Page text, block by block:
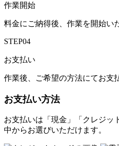
作業開始
料金にご納得後、作業を開始い
STEP04
お支払い
作業後、ご希望の方法にてお支
お支払い方法
お支払いは「現金」「クレジッ
中からお選びいただけます。